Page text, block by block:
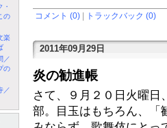
・
の
楽
／
の
／
コメント (0) トラックバック (0)
2011年09月29日
炎の勧進帳
さて、９月２０日火曜日
部。目玉はもちろん、「